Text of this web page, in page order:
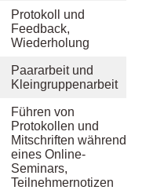
Protokoll und
Feedback,
Wiederholung
Paararbeit und
Kleingruppenarbeit
Führen von
Protokollen und
Mitschriften während
eines Online-
Seminars,
Teilnehmernotizen